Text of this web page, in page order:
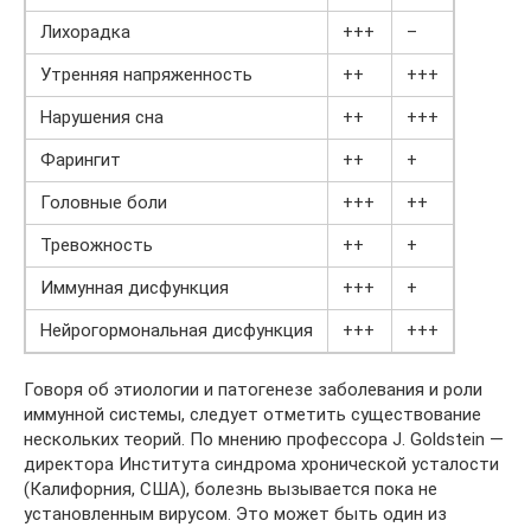
Лихорадка +++
–
Утренняя напряженность
++
+++
Нарушения сна
++
+++
Фарингит
++
+
Головные боли
+++
++
Тревожность
++
+
Иммунная дисфункция
+++
+
Нейрогормональная дисфункция
+++ +++
Говоря об этиологии и патогенезе заболевания и роли
иммунной системы, следует отметить существование
нескольких теорий. По мнению профессора J. Goldstein —
директора Института синдрома хронической усталости
(Калифорния, США), болезнь вызывается пока не
установленным вирусом. Это может быть один из